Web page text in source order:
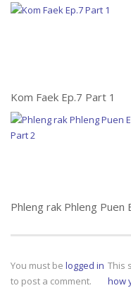
Kom Faek Ep.7 Part 1
You must be logged in
to post a comment.
This
how